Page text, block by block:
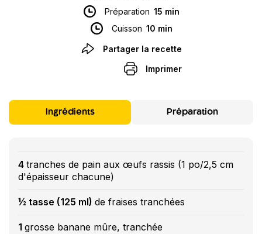
Préparation 15 min
Cuisson 10 min
Partager la recette
Imprimer
Ingrédients Préparation
4 tranches de pain aux œufs rassis (1 po/2,5 cm
d'épaisseur chacune)
½ tasse (125 ml) de fraises tranchées
1 grosse banane mûre, tranchée